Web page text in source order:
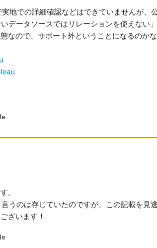
地での詳細確認などはできていませんが、
いデータソースではリレーションを使えない
なので、サポート外ということになるのかな
。
うのは存じていたのですが、この記載を見
ざいます！​